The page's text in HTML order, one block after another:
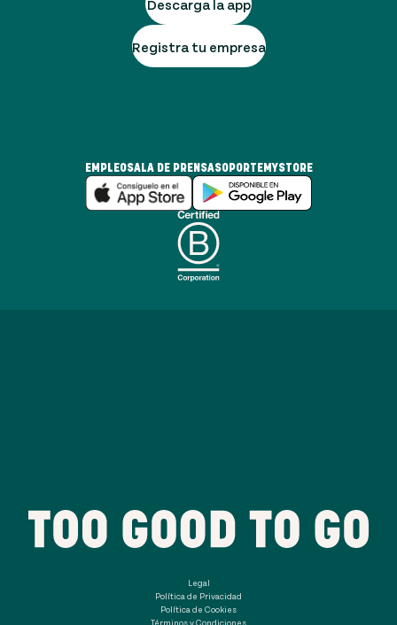
Descarga la app
Registra tu empresa
EMPLEOSALA DE PRENSA SOPORTEMYSTORE
Legal
Política de Privacidad
Política de Cookies
Términos y Condiciones